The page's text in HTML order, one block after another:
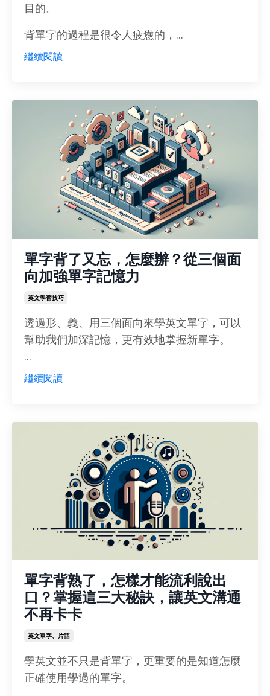
目的。
背單字的過程是很令人疲憊的，...
繼續閱讀
單字背了又忘，怎麼辦？從三個面
向加強單字記憶力
英文學習技巧
透過形、義、用三個面向來學英文單字，可以
幫助我們加深記憶，更有效地掌握新單字。
...
繼續閱讀
單字背熟了，怎樣才能流利說出
口？掌握這三大秘訣，讓英文溝通
不再卡卡
英文單字、片語
學英文並不只是背單字，更重要的是知道怎麼
正確使用學過的單字。